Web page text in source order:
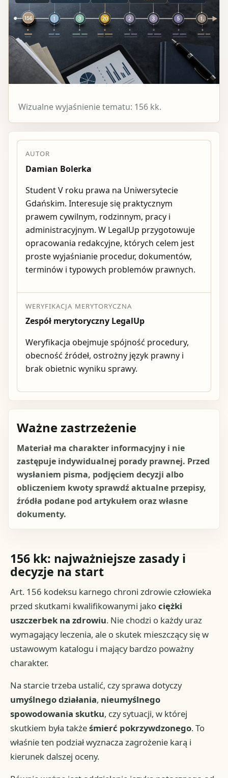
Wizualne wyjaśnienie tematu: 156 kk.
AUTOR
Damian Bolerka
Student V roku prawa na Uniwersytecie
Gdańskim. Interesuje się praktycznym
prawem cywilnym, rodzinnym, pracy i
administracyjnym. W LegalUp przygotowuje
opracowania redakcyjne, których celem jest
proste wyjaśnianie procedur, dokumentów,
terminów i typowych problemów prawnych.
WERYFIKACJA MERYTORYCZNA
Zespół merytoryczny LegalUp
Weryfikacja obejmuje spójność procedury,
obecność źródeł, ostrożny język prawny i
brak obietnic wyniku sprawy.
Ważne zastrzeżenie
Materiał ma charakter informacyjny i nie
zastępuje indywidualnej porady prawnej. Przed
wysłaniem pisma, podjęciem decyzji albo
obliczeniem kwoty sprawdź aktualne przepisy,
źródła podane pod artykułem oraz własne
dokumenty.
156 kk: najważniejsze zasady i
decyzje na start
Art. 156 kodeksu karnego chroni zdrowie człowieka
przed skutkami kwalifikowanymi jakociężki
uszczerbek na zdrowiu. Nie chodzi o każdy uraz
wymagający leczenia, ale o skutek mieszczący się w
ustawowym katalogu i mający bardzo poważny
charakter.
Na starcie trzeba ustalić, czy sprawa dotyczy
umyślnego działania, nieumyślnego
spowodowania skutku, czy sytuacji, w której
skutkiem była takżeśmierć pokrzywdzonego. To
właśnie ten podział wyznacza zagrożenie karą i
kierunek dalszej oceny.